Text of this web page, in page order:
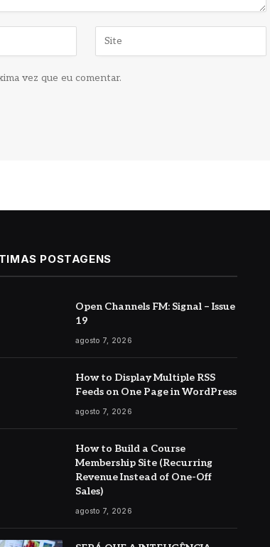
vez que eu comentar.
POSTAGENS
Open Channels FM: Signal – Issue
19
agosto 7, 2026
How to Display Multiple RSS
Feeds on One Page in WordPress
agosto 7, 2026
How to Build a Course
Membership Site (Recurring
Revenue Instead of One-Off
Sales)
agosto 7, 2026